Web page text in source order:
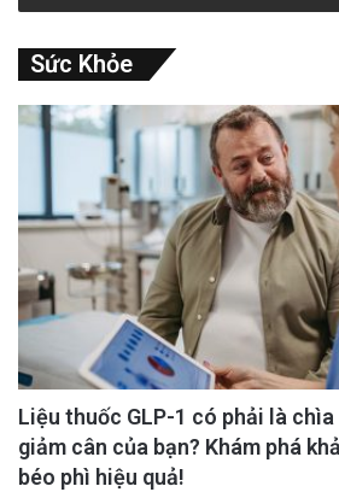
Sức Khỏe
Liệu thuốc GLP-1 có phải là
giảm cân của bạn? Khám phá
béo phì hiệu quả!